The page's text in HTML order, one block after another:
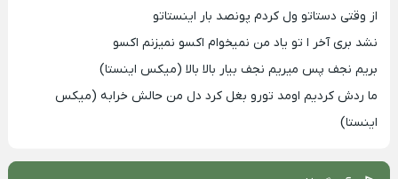
از وقتی دستاتو ول کردم پونصد بار اینستاتو
نشد بری آخر ا تو یاد من نمیخوام اکسو نمیزنم اکسو
بریم نجف پس میریم نجف بیار بالا بالا (میکس اینستا)
ما ردش کردیم اومد تورو بغل کرد دل من حالش خرابه (میکس
اینستا)